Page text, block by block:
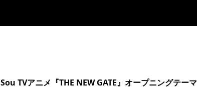
Sou TVアニメ『THE NEW GATE』オープニングテーマ